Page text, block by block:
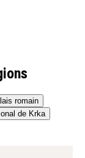
romain
de Krka